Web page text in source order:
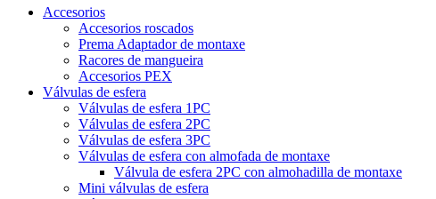
Accesorios
Accesorios roscados
Prema Adaptador de montaxe
Racores de mangueira
Accesorios PEX
Válvulas de esfera
Válvulas de esfera 1PC
Válvulas de esfera 2PC
Válvulas de esfera 3PC
Válvulas de esfera con almofada de montaxe
Válvula de esfera 2PC con almohadilla de montaxe
Mini válvulas de esfera